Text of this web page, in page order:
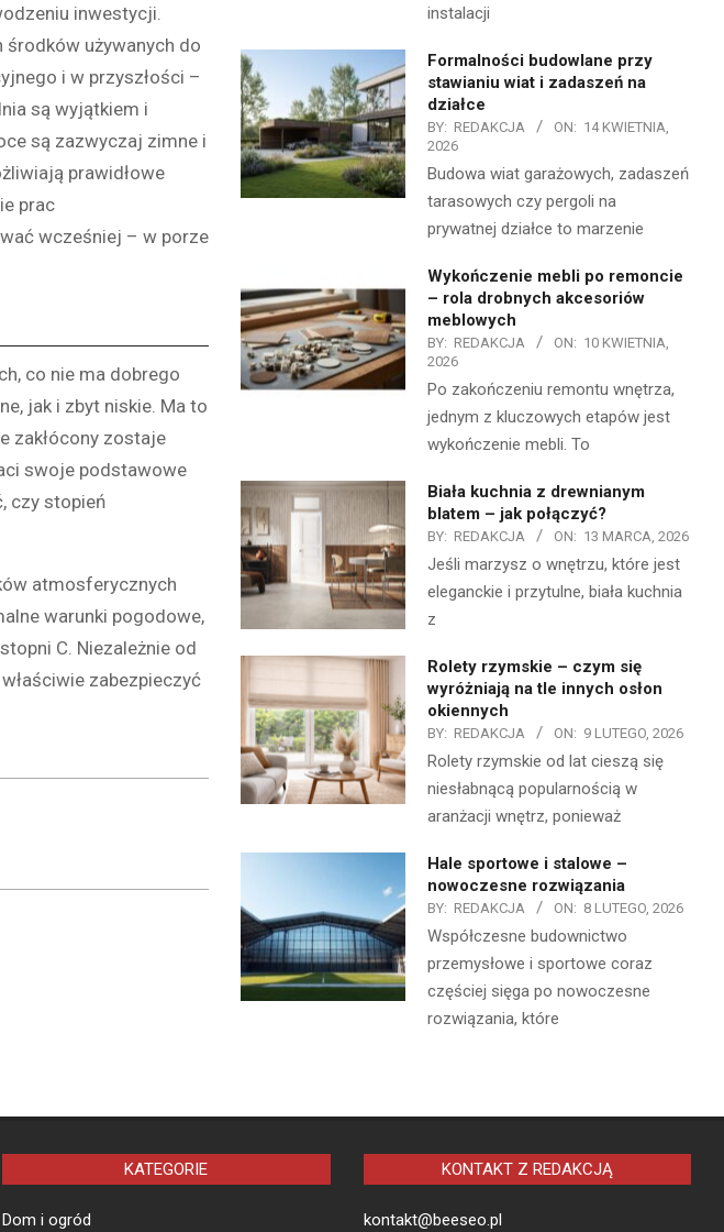
inwestycji.
używanych do
i w przyszłości –
są wyjątkiem i
są zazwyczaj zimne i
prawidłowe
prac
wcześniej – w porze
co nie ma dobrego
jak i zbyt niskie. Ma to
zakłócony zostaje
swoje podstawowe
czy stopień
atmosferycznych
warunki pogodowe,
C. Niezależnie od
zabezpieczyć
instalacji
Formalności budowlane przy
stawianiu wiat i zadaszeń na
działce
BY: REDAKCJA ON: 14 KWIETNIA,
2026
Budowa wiat garażowych, zadaszeń
tarasowych czy pergoli na
prywatnej działce to marzenie
Wykończenie mebli po remoncie
– rola drobnych akcesoriów
meblowych
BY: REDAKCJA ON: 10 KWIETNIA,
2026
Po zakończeniu remontu wnętrza,
jednym z kluczowych etapów jest
wykończenie mebli. To
Biała kuchnia z drewnianym
blatem – jak połączyć?
BY: REDAKCJA ON: 13 MARCA, 2026
Jeśli marzysz o wnętrzu, które jest
eleganckie i przytulne, biała kuchnia
z
Rolety rzymskie – czym się
wyróżniają na tle innych osłon
okiennych
BY: REDAKCJA ON: 9 LUTEGO, 2026
Rolety rzymskie od lat cieszą się
niesłabnącą popularnością w
aranżacji wnętrz, ponieważ
Hale sportowe i stalowe –
nowoczesne rozwiązania
BY: REDAKCJA ON: 8 LUTEGO, 2026
Współczesne budownictwo
przemysłowe i sportowe coraz
częściej sięga po nowoczesne
rozwiązania, które
KATEGORIE
Dom i ogród
KONTAKT Z REDAKCJĄ
kontakt@beeseo.pl